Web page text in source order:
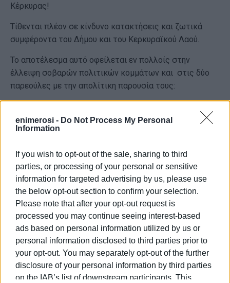
enimerosi - Do Not Process My Personal
Information
If you wish to opt-out of the sale, sharing to third
parties, or processing of your personal or sensitive
information for targeted advertising by us, please use
the below opt-out section to confirm your selection.
Please note that after your opt-out request is
processed you may continue seeing interest-based
ads based on personal information utilized by us or
personal information disclosed to third parties prior to
your opt-out. You may separately opt-out of the further
disclosure of your personal information by third parties
on the IAB’s list of downstream participants. This
Κέρκυρας!
Τίθενται πλέον σε κίνδυνο κατακτήσεις και ζωτικά
συμφέροντα του Δήμου και του Κερκυραϊκού Λαού.
Το αποτέλεσμα αυτό οφείλεται εν πολλοίς στην
έλλειψη σοβαρών πολιτικών κομμάτων και στις δύο
παρεούλες με την απολίτικη παρουσία τους:
η
ανύπαρκτη, βουβή και ελεγχόμενη από αυτούς
Νομαρχιακή.
2η Μπιάγκη, Τησαρχόντου, Αντρέα Σουέρεφ
Αφού Αυλωνίτης και Μπιάγκης, Τησαρχόντου και
Μωραίτης ως τοπικές «ηγεσίες» των κομμάτων επί 4
και πλέον χρόνια δεν ανέδειξαν τις διαφορές από τη
δεξιά της Κέρκυρας, δεν διαφοροποιήθηκαν -για να μην
πούμε ότι συντάχθηκαν μαζί της-, δεν έθιξαν το κράτος
της δεξιάς και τα πολιτικά πρόσωπά της που
επέκτειναν το πελατειακό κράτος και ενίοτε
παρανομούσαν, δεν προστάτευσαν τον λαό της
Κέρκυρας από τις κοινωνικές και πολιτικές επιθέσεις